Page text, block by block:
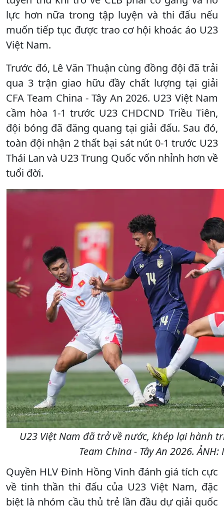
lực hơn nữa trong tập luyện và thi đấu nếu
muốn tiếp tục được trao cơ hội khoác áo U23
Việt Nam.
Trước đó, Lê Văn Thuận cùng đồng đội đã trải
qua 3 trận giao hữu đầy chất lượng tại giải
CFA Team China - Tây An 2026. U23 Việt Nam
cầm hòa 1-1 trước U23 CHDCND Triều Tiên,
đội bóng đã đăng quang tại giải đấu. Sau đó,
toàn đội nhận 2 thất bại sát nút 0-1 trước U23
Thái Lan và U23 Trung Quốc vốn nhỉnh hơn về
tuổi đời.
U23 Việt Nam đã trở về nước, khép lại hành
Team China - Tây An 2026. ẢNH:
Quyền HLV Đinh Hồng Vinh đánh giá tích cực
về tinh thần thi đấu của U23 Việt Nam, đặc
biệt là nhóm cầu thủ trẻ lần đầu dự giải quốc